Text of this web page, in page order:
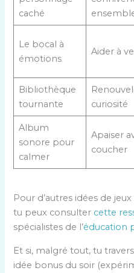
caché
Le bocal à
émotions
Aider à
Bibliothèque
tournante
curiosité
Album
sonore pour
calmer
Apaiser
coucher
Pour d’autres idées de
tu peux consulter cette
spécialistes de l’éducation
Et si, malgré tout, tu
idée bonus du soir